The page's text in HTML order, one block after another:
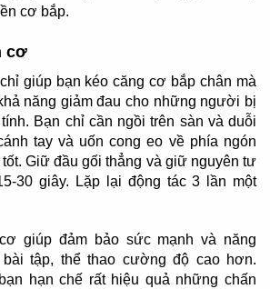
cơ bắp.
cơ
giúp bạn kéo căng cơ bắp chân mà
năng giảm đau cho những người bị
Bạn chỉ cần ngồi trên sàn và duỗi
tay và uốn cong eo về phía ngón
Giữ đầu gối thẳng và giữ nguyên tư
30 giây. Lặp lại động tác 3 lần một
giúp đảm bảo sức mạnh và năng
tập, thể thao cường độ cao hơn.
hạn chế rất hiệu quả những chấn